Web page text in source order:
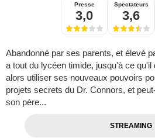
Presse
3,0
Spectateurs
3,6
Abandonné par ses parents, et élevé
a tout du lycéen timide, jusqu'à ce
alors utiliser ses nouveaux pouvoirs
projets secrets du Dr. Connors, et
son père...
STREAMING